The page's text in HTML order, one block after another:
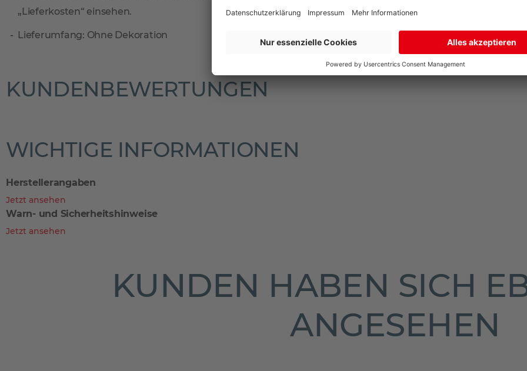
„Lieferkosten“ einsehen.
Lieferumfang: Ohne Dekoration
KUNDENBEWERTUNGEN
WICHTIGE INFORMATIONEN
Herstellerangaben
Jetzt ansehen
Warn- und Sicherheitshinweise
Jetzt ansehen
KUNDEN HABEN SICH
ANGESEHEN